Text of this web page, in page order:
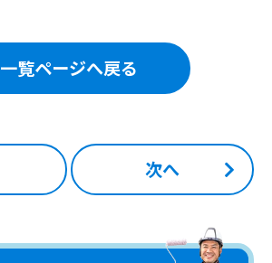
一覧ページへ戻る
次へ